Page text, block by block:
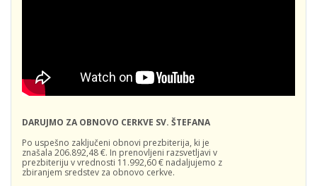
DARUJMO ZA OBNOVO CERKVE SV. ŠTEFANA
Po uspešno zaključeni obnovi prezbiterija, ki je
znašala 206.892,48 €. In prenovljeni razsvetljavi v
prezbiteriju v vrednosti 11.992,60 € nadaljujemo z
zbiranjem sredstev za obnovo cerkve.